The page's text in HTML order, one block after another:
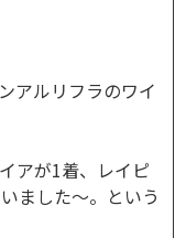
アルリフラのワイ
アが1着、レイピ
ました～。という